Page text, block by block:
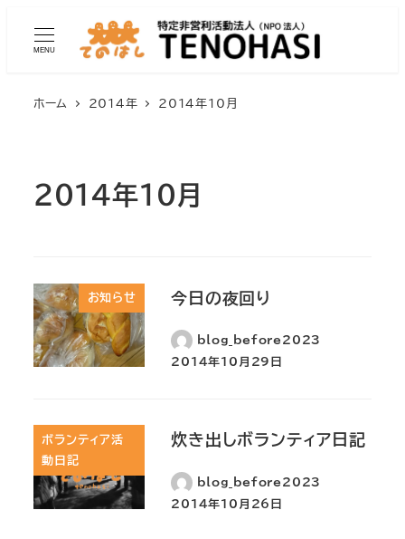
MENU
ホーム 2014年 2014年10月
2014年10月
お知らせ 今日の夜回り
blog_before2023
2014年10月29日
ボランティア活
動日記
炊き出しボランティア日記
blog_before2023
2014年10月26日